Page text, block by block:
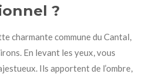
?
charmante commune du Cantal,
En levant les yeux, vous
Ils apportent de l’ombre,